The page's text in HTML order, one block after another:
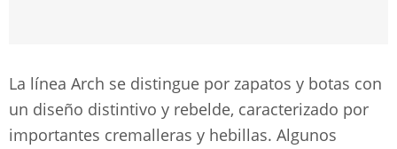
La línea Arch se distingue por zapatos y botas con
un diseño distintivo y rebelde, caracterizado por
importantes cremalleras y hebillas. Algunos